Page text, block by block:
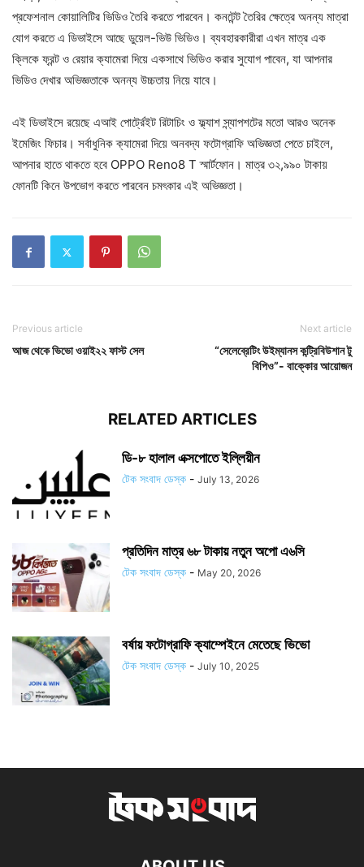
প্রফেশনাল কোয়ালিটির ভিডিও তৈরি করতে পারবেন। কনটেন্ট তৈরির ক্ষেত্রে অনন্য মাত্রা
যোগ করতে এ ডিভাইসে আছে ডুয়েল-ভিউ ভিডিও। ব্যবহারকারীরা এখন মাত্র এক
ক্লিকে ফ্রন্ট ও রেয়ার ক্যামেরা দিয়ে একসাথে ভিডিও করার সুযোগ পাবেন, যা আপনার
ভিডিও দেখার অভিজ্ঞতাকে অনন্য উচ্চতায় নিয়ে যাবে।
এই ডিভাইসে রয়েছে এআই পোর্ট্রেইট রিটাচিং ও ফ্ল্যাশ স্ন্যাপশটের মতো আরও অনেক
ইমেজিং ফিচার। সর্বাধুনিক ক্যামেরা দিয়ে অনবদ্য ফটোগ্রাফি অভিজ্ঞতা পেতে চাইলে,
আপনার হাতে থাকতে হবে OPPO Reno8 T স্মার্টফোন। মাত্র ৩২,৯৯০ টাকায়
ফোনটি কিনে উপভোগ করতে পারবেন চমৎকার এই অভিজ্ঞতা।
Previous article
আজ থেকে ভিভো ওয়াই২২ ফাস্ট সেল
Next article
“সেলেব্রেটিং উইম্যানস কন্ট্রিবিউশান টু
বিপিও”- বাক্কোর আয়োজন
RELATED ARTICLES
ডি-৮ হালাল এক্সপোতে ইল্লিয়ীন
টেক সংবাদ ডেস্ক - July 13, 2026
প্রতিদিন মাত্র ৬৮ টাকায় নতুন অপো এ৬সি
টেক সংবাদ ডেস্ক - May 20, 2026
বর্ষায় ফটোগ্রাফি ক্যাম্পেইনে মেতেছে ভিভো
টেক সংবাদ ডেস্ক - July 10, 2025